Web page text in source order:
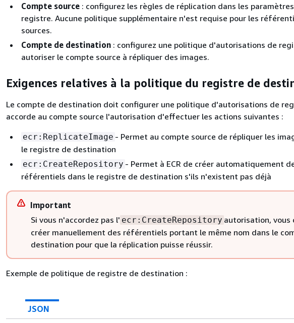
Compte source : configurez les règles de réplication dans les
registre. Aucune politique supplémentaire n'est requise pour les
sources.
Compte de destination : configurez une politique d'autorisations de
autoriser le compte source à répliquer des images.
Exigences relatives à la politique du registre de
Le compte de destination doit configurer une politique d'autorisations de
accorde au compte source l'autorisation d'effectuer les actions suivantes :
ecr:ReplicateImage - Permet au compte source de répliquer les
le registre de destination
ecr:CreateRepository - Permet à ECR de créer automatiquement
référentiels dans le registre de destination s'ils n'existent pas déjà
Important
Si vous n'accordez pas l' ecr:CreateRepository autorisation, vous
créer manuellement des référentiels portant le même nom dans le
destination pour que la réplication puisse réussir.
Exemple de politique de registre de destination :
JSON